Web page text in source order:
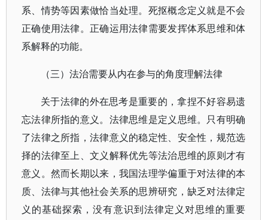
系、情势等因素做恰当处理。死抠概念定义就是不会
正确使用法律。正确运用法律需要发挥体系思维和体
系解释的功能。
（三）法治需要从内在参与的角度理解法律
关于法律的外在思考是重要的，拿捏不好容易遗
忘法律所指的意义。法律思维是定义思维。只有明确
了法律之所指，法律意义的稳定性、安全性，规范选
择的法律至上、文义解释优先等法治思维的原则才有
意义。然而长期以来，我国法理学偏重于对法律的本
质、法律与其他社会关系的思辨研究，缺乏对法律定
义的基础探索，没有意识到法律定义对思维的重要